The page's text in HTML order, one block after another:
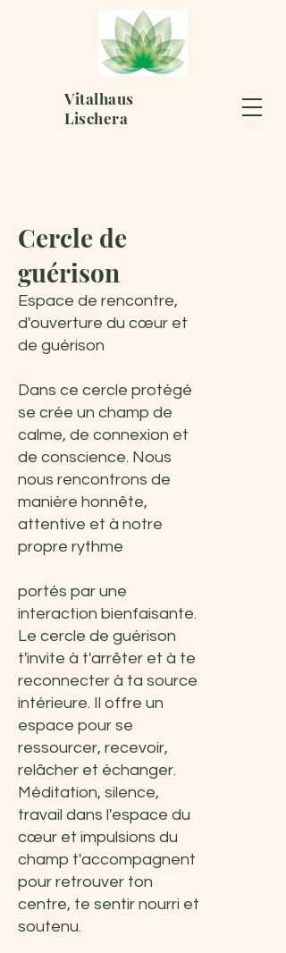
Vitalhaus
Lischera
Cercle de
guérison
Espace de rencontre,
d'ouverture du cœur et
de guérison
Dans ce cercle protégé
se crée un champ de
calme, de connexion et
de conscience. Nous
nous rencontrons de
manière honnête,
attentive et à notre
propre rythme
portés par une
interaction bienfaisante.
Le cercle de guérison
t'invite à t'arrêter et à te
reconnecter à ta source
intérieure. Il offre un
espace pour se
ressourcer, recevoir,
relâcher et échanger.
Méditation, silence,
travail dans l'espace du
cœur et impulsions du
champ t'accompagnent
pour retrouver ton
centre, te sentir nourri et
soutenu.